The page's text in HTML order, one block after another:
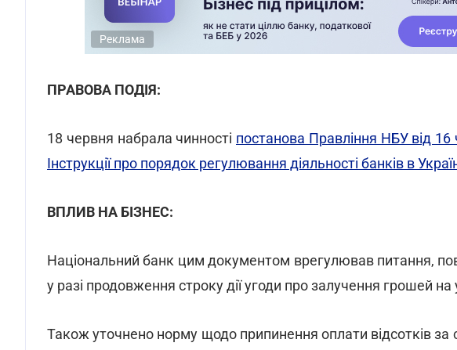
Реклама
ПРАВОВА ПОДІЯ:
18 червня набрала чинності постанова Правління НБУ від
Інструкції про порядок регулювання діяльності банків в
ВПЛИВ НА БІЗНЕС:
Національний банк цим документом врегулював питання,
у разі продовження строку дії угоди про залучення грошей
Також уточнено норму щодо припинення оплати відсотків